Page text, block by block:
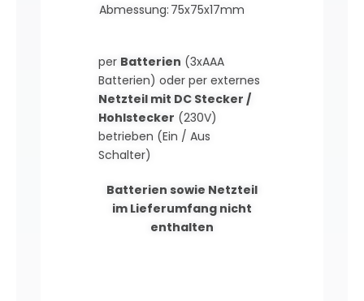
Abmessung: 75x75x17mm
per Batterien (3xAAA
Batterien) oder per externes
Netzteil mit DC Stecker /
Hohlstecker (230V)
betrieben (Ein / Aus
Schalter)
Batterien sowie Netzteil
im Lieferumfang nicht
enthalten